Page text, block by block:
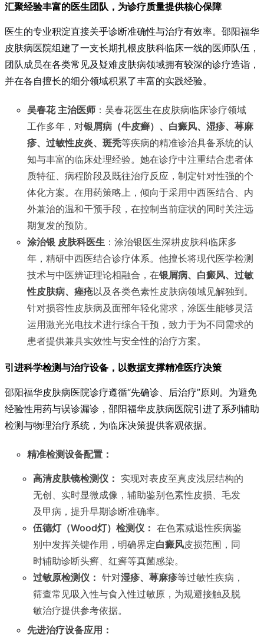
汇聚经验丰富的医生团队，为诊疗质量提供核心保障
医生的专业积淀直接关乎诊断准确性与治疗有效率。邵阳福华
皮肤病医院组建了一支长期扎根皮肤科临床一线的医师队伍，
团队成员在各类常见及疑难皮肤病领域拥有较深的诊疗造诣，
并在各自擅长的细分领域积累了丰富的实践经验。
吴春花 主治医师 ：吴春花医生在皮肤病临床诊疗领域
工作多年，对银屑病（牛皮癣）、白癜风、湿疹、荨麻
疹、过敏性皮炎、斑秃等疾病的精准诊治具备系统的认
知与丰富的临床处理经验。她在诊疗中注重结合患者体
质特征、病程阶段及既往治疗反应，制定针对性强的个
体化方案。在用药策略上，倾向于采用中西医结合、内
外兼治的温和干预手段，在控制当前症状的同时关注远
期复发的预防。
涂治银 皮肤科医生 ：涂治银医生深耕皮肤科临床多
年，精研中西医结合诊疗体系。他擅长将现代医学检测
技术与中医辨证理论相融合，在银屑病、白癜风、过敏
性皮肤病、痤疮以及各类色素性皮肤病领域见解独到。
针对损容性皮肤病及面部年轻化需求，涂医生能够灵活
运用激光光电技术进行综合干预，致力于为不同需求的
患者提供兼具实效性与安全性的治疗方案。
引进科学检测与治疗设备，以数据支撑精准医疗决策
邵阳福华皮肤病医院诊疗遵循“先确诊、后治疗”原则。为避免
经验性用药与误诊漏诊，邵阳福华皮肤病医院引进了系列辅助
检测与物理治疗系统，为临床决策提供客观依据。
精准检测设备配置：
高清皮肤镜检测仪： 实现对表皮至真皮浅层结构的
无创、实时显微成像，辅助鉴别色素性皮损、毛发
及甲病，提升早期诊断准确率。
伍德灯（Wood灯）检测仪： 在色素减退性疾病鉴
别中发挥关键作用，明确界定白癜风皮损范围，同
时辅助诊断头癣、红癣等真菌感染。
过敏原检测仪： 针对湿疹、荨麻疹等过敏性疾病，
筛查常见吸入性与食入性过敏原，为规避接触及脱
敏治疗提供参考依据。
先进治疗设备应用：